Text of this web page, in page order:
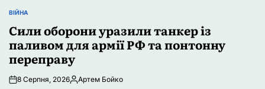
ОПУБЛІКУВАТИ
ВІЙНА
Сили оборони уразили танкер із
паливом для армії РФ та понтонну
переправу
8 Серпня, 2026Опубліковано
Артем Бойко